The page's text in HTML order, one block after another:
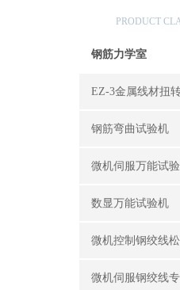
PRODUCT
钢筋力学室
EZ-3金属线材扭
钢筋弯曲试验机
微机伺服万能试
数显万能试验机
微机控制钢绞线
微机伺服钢绞线